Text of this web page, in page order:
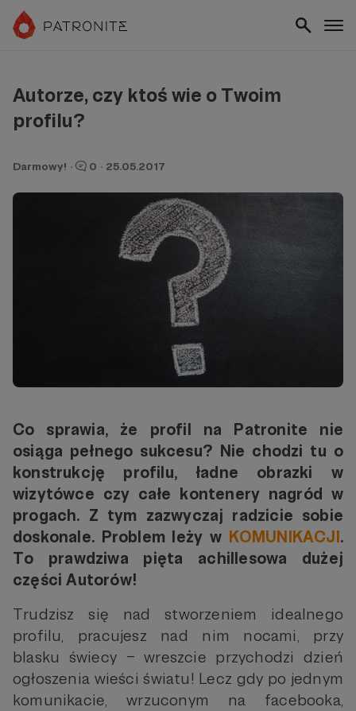
Autorze, czy ktoś wie o Twoim
profilu?
Darmowy! · 0 · 25.05.2017
Co sprawia, że profil na Patronite nie
osiąga pełnego sukcesu? Nie chodzi tu o
konstrukcję profilu, ładne obrazki w
wizytówce czy całe kontenery nagród w
progach. Z tym zazwyczaj radzicie sobie
doskonale. Problem leży w KOMUNIKACJI.
To prawdziwa pięta achillesowa dużej
części Autorów!
Trudzisz się nad stworzeniem idealnego
profilu, pracujesz nad nim nocami, przy
blasku świecy – wreszcie przychodzi dzień
ogłoszenia wieści światu! Lecz gdy po jednym
komunikacie, wrzuconym na facebooka,